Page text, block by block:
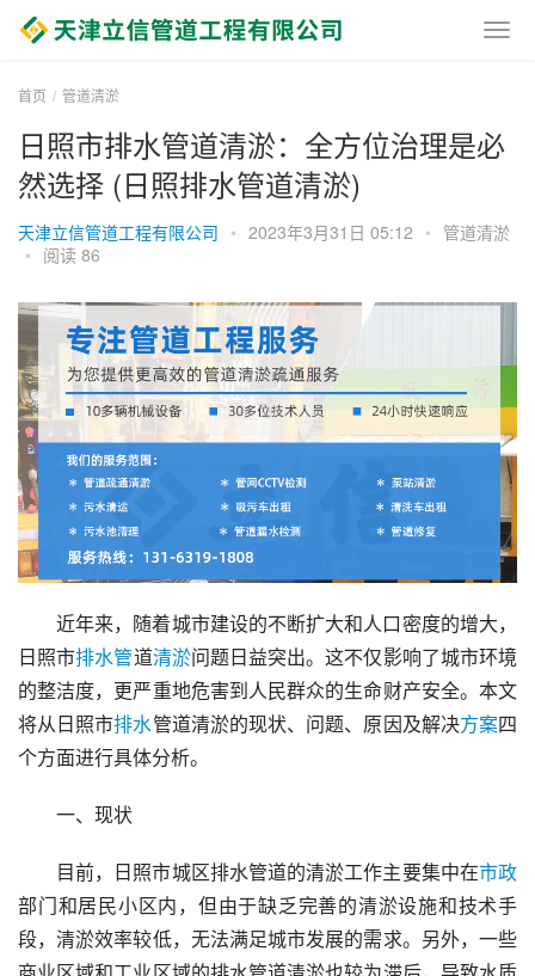
首页 管道清淤
日照市排水管道清淤：全方位治理是必
然选择 (日照排水管道清淤)
天津立信管道工程有限公司 • 2023年3月31日 05:12 • 管道清淤
• 阅读 86
近年来，随着城市建设的不断扩大和人口密度的增大，
日照市排水管道清淤问题日益突出。这不仅影响了城市环境
的整洁度，更严重地危害到人民群众的生命财产安全。本文
将从日照市排水管道清淤的现状、问题、原因及解决方案四
个方面进行具体分析。
一、现状
目前，日照市城区排水管道的清淤工作主要集中在市政
部门和居民小区内，但由于缺乏完善的清淤设施和技术手
段，清淤效率较低，无法满足城市发展的需求。另外，一些